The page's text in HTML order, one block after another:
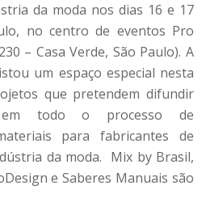
da moda nos dias 16 e 17
no centro de eventos Pro
– Casa Verde, São Paulo). A
um espaço especial nesta
que pretendem difundir
em todo o processo de
para fabricantes de
da moda. Mix by Brasil,
e Saberes Manuais são